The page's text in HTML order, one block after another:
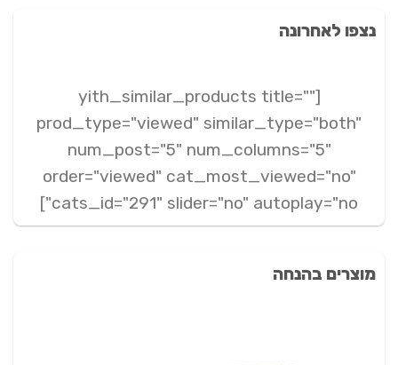
נצפו לאחרונה
[yith_similar_products title=""
prod_type="viewed" similar_type="both"
num_post="5" num_columns="5"
order="viewed" cat_most_viewed="no"
cats_id="291" slider="no" autoplay="no"]
מוצרים בהנחה